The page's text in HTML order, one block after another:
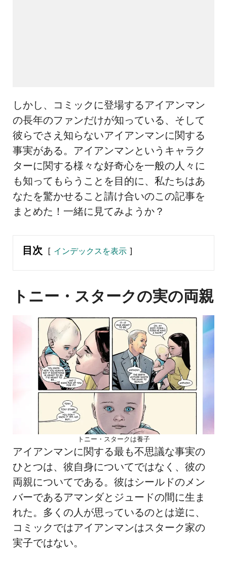
しかし、コミックに登場するアイアンマン
の長年のファンだけが知っている、そして
彼らでさえ知らないアイアンマンに関する
事実がある。アイアンマンというキャラク
ターに関する様々な好奇心を一般の人々に
も知ってもらうことを目的に、私たちはあ
なたを驚かせること請け合いのこの記事を
まとめた！一緒に見てみようか？
目次 インデックスを表示
トニー・スタークの実の両親
トニー・スタークは養子
アイアンマンに関する最も不思議な事実の
ひとつは、彼自身についてではなく、彼の
両親についてである。彼はシールドのメン
バーであるアマンダとジュードの間に生ま
れた。多くの人が思っているのとは逆に、
コミックではアイアンマンはスターク家の
実子ではない。